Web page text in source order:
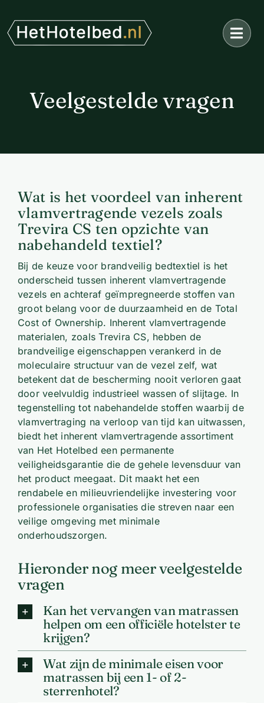
naar
inhoud
Veelgestelde vragen
Wat is het voordeel van inherent
vlamvertragende vezels zoals
Trevira CS ten opzichte van
nabehandeld textiel?
Bij de keuze voor brandveilig bedtextiel is het
onderscheid tussen inherent vlamvertragende
vezels en achteraf geïmpregneerde stoffen van
groot belang voor de duurzaamheid en de Total
Cost of Ownership. Inherent vlamvertragende
materialen, zoals Trevira CS, hebben de
brandveilige eigenschappen verankerd in de
moleculaire structuur van de vezel zelf, wat
betekent dat de bescherming nooit verloren gaat
door veelvuldig industrieel wassen of slijtage. In
tegenstelling tot nabehandelde stoffen waarbij de
vlamvertraging na verloop van tijd kan uitwassen,
biedt het inherent vlamvertragende assortiment
van Het Hotelbed een permanente
veiligheidsgarantie die de gehele levensduur van
het product meegaat. Dit maakt het een
rendabele en milieuvriendelijke investering voor
professionele organisaties die streven naar een
veilige omgeving met minimale
onderhoudszorgen.
Hieronder nog meer veelgestelde
vragen
Kan het vervangen van matrassen
helpen om een officiële hotelster te
krijgen?
Wat zijn de minimale eisen voor
matrassen bij een 1- of 2-
sterrenhotel?